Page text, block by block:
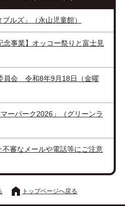
ルズ」（永山児童館）
念事業】オッコー祭りと富士見
員会 令和8年9月18日（金曜
ーパーク2026」（グリーンラ
不審なメールや電話等にご注意
トップページへ戻る